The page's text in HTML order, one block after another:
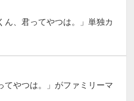
ん、君ってやつは。」単独カ
てやつは。」がファミリーマ